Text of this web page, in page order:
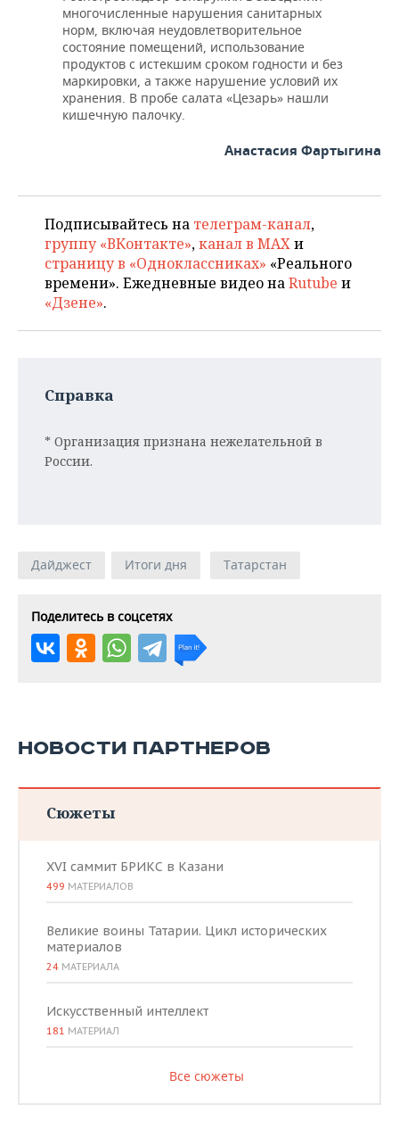
многочисленные нарушения санитарных
норм, включая неудовлетворительное
состояние помещений, использование
продуктов с истекшим сроком годности и без
маркировки, а также нарушение условий их
хранения. В пробе салата «Цезарь» нашли
кишечную палочку.
Анастасия Фартыгина
Подписывайтесь на телеграм-канал,
группу «ВКонтакте»,канал в MAXи
страницу в «Одноклассниках» «Реального
времени». Ежедневные видео наRutube и
«Дзене».
Справка
* Организация признана нежелательной в
России.
Дайджест Итоги дня Татарстан
Поделитесь в соцсетях
НОВОСТИ ПАРТНЕРОВ
Сюжеты
XVI саммит БРИКС в Казани
499 МАТЕРИАЛОВ
Великие воины Татарии. Цикл исторических
материалов
24 МАТЕРИАЛА
Искусственный интеллект
181 МАТЕРИАЛ
Все сюжеты